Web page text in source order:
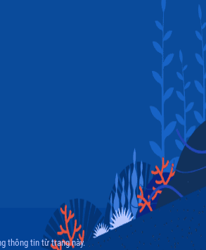
thông tin từ trang này.